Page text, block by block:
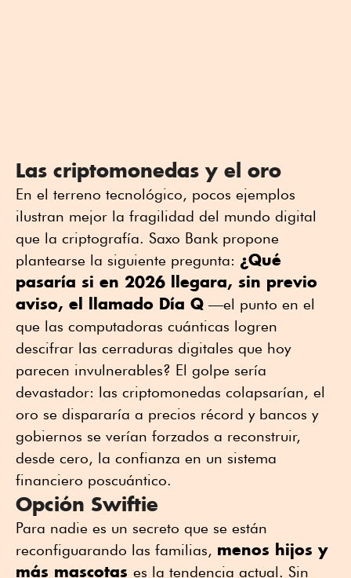
Las criptomonedas y el oro
En el terreno tecnológico, pocos ejemplos
ilustran mejor la fragilidad del mundo digital
que la criptografía. Saxo Bank propone
plantearse la siguiente pregunta: ¿Qué
pasaría si en 2026 llegara, sin previo
aviso, el llamado Día Q —el punto en el
que las computadoras cuánticas logren
descifrar las cerraduras digitales que hoy
parecen invulnerables? El golpe sería
devastador: las criptomonedas colapsarían, el
oro se dispararía a precios récord y bancos y
gobiernos se verían forzados a reconstruir,
desde cero, la confianza en un sistema
financiero poscuántico.
Opción Swiftie
Para nadie es un secreto que se están
reconfiguarando las familias, menos hijos y
más mascotas es la tendencia actual. Sin